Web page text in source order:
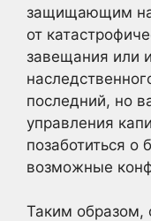
защищающим
от
завещания или
последний, но
управления
позаботиться о
возможные
Таким образом,